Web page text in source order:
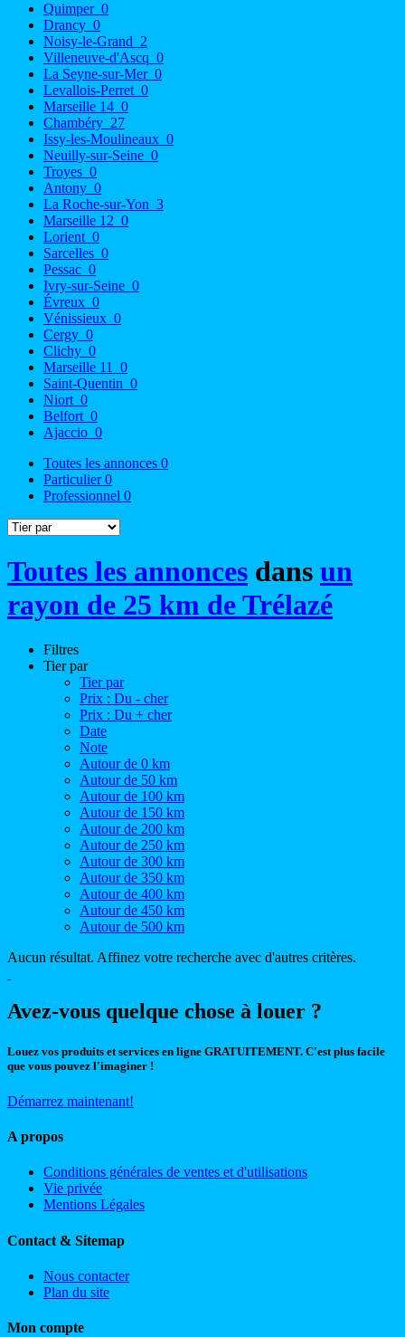
Quimper 0
Drancy 0
Noisy-le-Grand 2
Villeneuve-d'Ascq 0
La Seyne-sur-Mer 0
Levallois-Perret 0
Marseille 14 0
Chambéry 27
Issy-les-Moulineaux 0
Neuilly-sur-Seine 0
Troyes 0
Antony 0
La Roche-sur-Yon 3
Marseille 12 0
Lorient 0
Sarcelles 0
Pessac 0
Ivry-sur-Seine 0
Évreux 0
Vénissieux 0
Cergy 0
Clichy 0
Marseille 11
0
Saint-Quentin 0
Niort 0
Belfort 0
Ajaccio 0
Toutes les annonces 0
Particulier0
Professionnel 0
Toutes les annonces dans un
rayon de 25 km de Trélazé
Filtres
Tier par
Tier par
Prix : Du - cher
Prix : Du + cher
Date
Note
Autour de 0 km
Autour de 50 km
Autour de 100 km
Autour de 150 km
Autour de 200 km
Autour de 250 km
Autour de 300 km
Autour de 350 km
Autour de 400 km
Autour de 450 km
Autour de 500 km
Aucun résultat. Affinez votre recherche avec d'autres critères.
Avez-vous quelque chose à louer ?
Louez vos produits et services en ligne GRATUITEMENT. C'est plus facile
que vous pouvez l'imaginer !
Démarrez maintenant!
A propos
Conditions générales de ventes et d'utilisations
Vie privée
Mentions Légales
Contact & Sitemap
Nous contacter
Plan du site
Mon compte